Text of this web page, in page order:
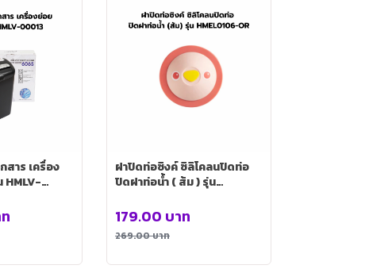
สาร เครื่อง
HMLV-
ฝาปิดท่อซิงค์ ซิลิโคลนปิดท่อ
ปิดฝาท่อน้ำ ( ส้ม ) รุ่น
269.00บาท
179.00 บาท